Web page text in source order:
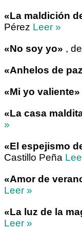
«La maldición
Pérez Leer »
«No soy yo» ,
«Anhelos de
«Mi yo valiente»
«La casa
»
«El espejismo
Castillo Peña
«Amor de
Leer »
«La luz de la
Leer »